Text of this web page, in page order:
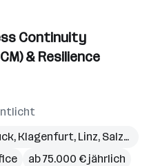
Continuity
& Resilience
, Klagenfurt, Linz, Salzburg
ab 75.000 € jährlich